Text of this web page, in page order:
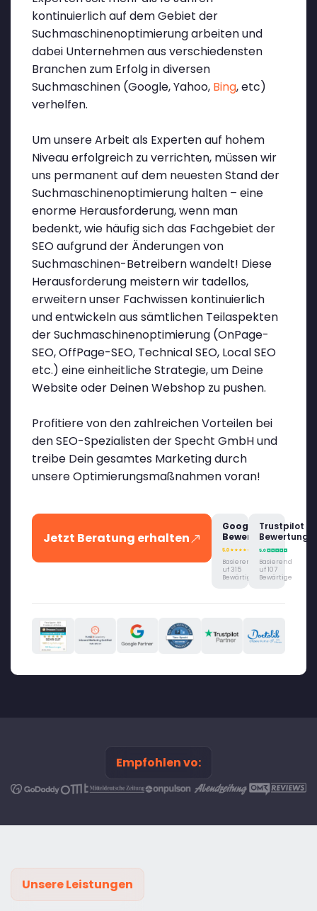
kontinuierlich auf dem Gebiet der
Suchmaschinenoptimierung arbeiten und
dabei Unternehmen aus verschiedensten
Branchen zum Erfolg in diversen
Suchmaschinen (Google, Yahoo, Bing, etc)
verhelfen.
Um unsere Arbeit als Experten auf hohem
Niveau erfolgreich zu verrichten, müssen wir
uns permanent auf dem neuesten Stand der
Suchmaschinenoptimierung halten – eine
enorme Herausforderung, wenn man
bedenkt, wie häufig sich das Fachgebiet der
SEO aufgrund der Änderungen von
Suchmaschinen-Betreibern wandelt! Diese
Herausforderung meistern wir tadellos,
erweitern unser Fachwissen kontinuierlich
und entwickeln aus sämtlichen Teilaspekten
der Suchmaschinenoptimierung (OnPage-
SEO, OffPage-SEO, Technical SEO, Local SEO
etc.) eine einheitliche Strategie, um Deine
Website oder Deinen Webshop zu pushen.
Profitiere von den zahlreichen Vorteilen bei
den SEO-Spezialisten der Specht GmbH und
treibe Dein gesamtes Marketing durch
unsere Optimierungsmaßnahmen voran!
Jetzt Beratung erhalten
Google
Bewertung
Basierend
uf 315
Bewärtige
Trustpilot
Bewertung
Basierend
uf 107
Bewärtige
Empfohlen vo:
Unsere Leistungen